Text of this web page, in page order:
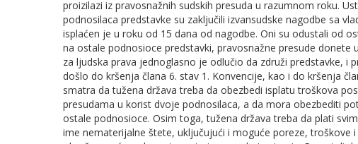
proizilazi iz pravosnažnih sudskih presuda u razumnom roku.
podnosilaca predstavke su zaključili izvansudske nagodbe sa
isplaćen je u roku od 15 dana od nagodbe. Oni su odustali od
na ostale podnosioce predstavki, pravosnažne presude donete
za ljudska prava jednoglasno je odlučio da združi predstavke, i
došlo do kršenja člana 6. stav 1. Konvencije, kao i do kršenja
smatra da tužena država treba da obezbedi isplatu troškova
presudama u korist dvoje podnosilaca, a da mora obezbediti
ostale podnosioce. Osim toga, tužena država treba da plati
ime nematerijalne štete, uključujući i moguće poreze, troškove